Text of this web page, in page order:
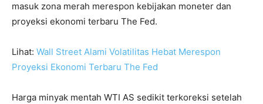
masuk zona merah merespon kebijakan moneter dan
proyeksi ekonomi terbaru The Fed.
Lihat: Wall Street Alami Volatilitas Hebat Merespon
Proyeksi Ekonomi Terbaru The Fed
Harga minyak mentah WTI AS sedikit terkoreksi setelah